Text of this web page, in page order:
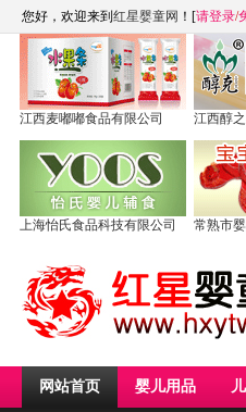
您好，欢迎来到 红星婴童网 ！[请登录/
江西麦嘟嘟食品有限公司 江西醇
上海怡氏食品科技有限公司 常熟市
网站首页 婴儿用品